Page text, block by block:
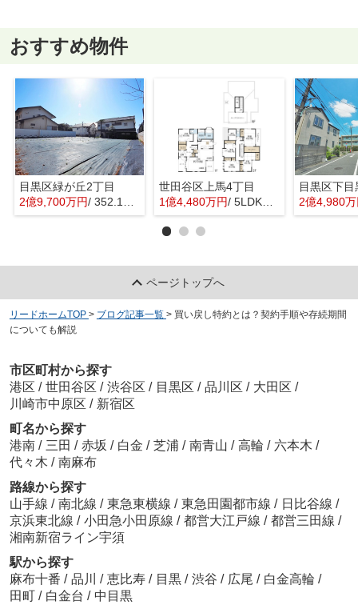
おすすめ物件
目黒区緑が丘2丁目
2億9,700万円/ 352.16㎡
世田谷区上馬4丁目
1億4,480万円/ 5LDK＋1S(納戸)
目黒区下
2億4,980
ページトップへ
リードホームTOP > ブログ記事一覧 > 買い戻し特約とは？契約手順や存続期間
についても解説
市区町村から探す
港区 / 世田谷区 / 渋谷区 / 目黒区 / 品川区 / 大田区 /
川崎市中原区 / 新宿区
町名から探す
港南 / 三田 / 赤坂 / 白金 / 芝浦 / 南青山 / 高輪 / 六本木 /
代々木 / 南麻布
路線から探す
山手線 / 南北線 / 東急東横線 / 東急田園都市線 / 日比谷線 /
京浜東北線 / 小田急小田原線 / 都営大江戸線 / 都営三田線 /
湘南新宿ライン宇須
駅から探す
麻布十番 / 品川 / 恵比寿 / 目黒 / 渋谷 / 広尾 / 白金高輪 /
田町 / 白金台 / 中目黒